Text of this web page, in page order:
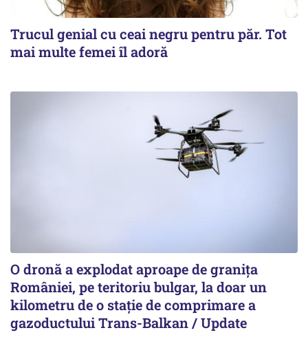
Trucul genial cu ceai negru pentru păr. Tot
mai multe femei îl adoră
O dronă a explodat aproape de granița
României, pe teritoriu bulgar, la doar un
kilometru de o stație de comprimare a
gazoductului Trans-Balkan / Update